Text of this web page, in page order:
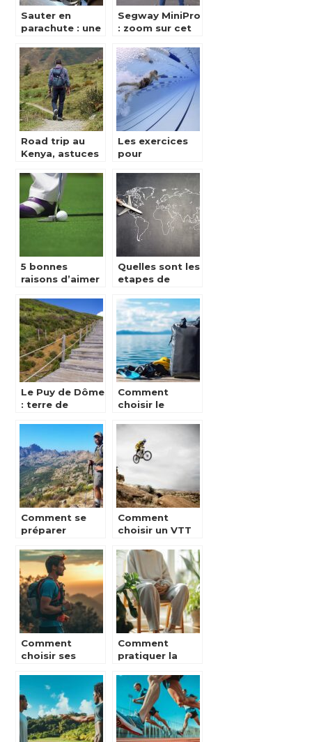
Sauter en
parachute : une
connait un
succes
grandissant !
Segway MiniPro
: zoom sur cet
Gyroscope
hallucinant
Road trip au
Kenya, astuces
Les exercices
pour
natation
5 bonnes
raisons d’aimer
Quelles sont les
etapes de
d’un
deplacement
professionnel ?
Le Puy de Dôme
: terre de
Comment
choisir le
imperméable
pour vos
activités
nautiques ?
Comment se
préparer
pour le
parcours du
GR20 en Corse
Comment
choisir un VTT
vos trails
Comment
choisir ses
trail running
pour optimiser
ses
performances
Comment
pratiquer la
pour seniors sur
une chaise ? Le
parcours
inspirant de
Paul, 82 ans